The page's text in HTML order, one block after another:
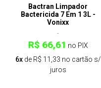
Bactran Limpador
Bactericida 7 Em 1 3L -
Vonixx
R$ 66,61 no PIX
6xde R$ 11,33 no cartão s/
juros